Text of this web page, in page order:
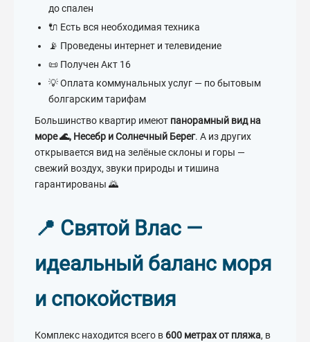
до спален
🔌 Есть вся необходимая техника
📡 Проведены интернет и телевидение
📜 Получен Акт 16
💡 Оплата коммунальных услуг — по бытовым
болгарским тарифам
Большинство квартир имеют панорамный вид на
море 🌊, Несебр и Солнечный Берег. А из других
открывается вид на зелёные склоны и горы —
свежий воздух, звуки природы и тишина
гарантированы 🌄
📍 Святой Влас —
идеальный баланс моря
и спокойствия
Комплекс находится всего в 600 метрах от пляжа, в